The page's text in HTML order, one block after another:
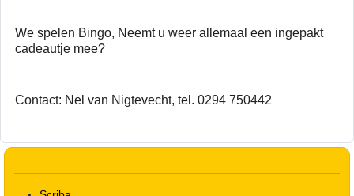
We spelen Bingo, Neemt u weer allemaal een ingepakt
cadeautje mee?
Contact: Nel van Nigtevecht, tel. 0294 750442